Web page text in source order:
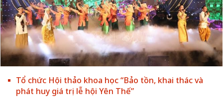
Tổ chức Hội thảo khoa học “Bảo tồn, khai thác và
phát huy giá trị lễ hội Yên Thế”